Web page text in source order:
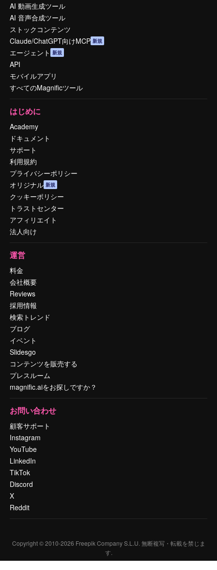
AI 動画生成ツール
AI 音声合成ツール
ストックコンテンツ
Claude/ChatGPT向けMCP 新規
エージェント 新規
API
モバイルアプリ
すべてのMagnificツール
はじめに
Academy
ドキュメント
サポート
利用規約
プライバシーポリシー
オリジナル 新規
クッキーポリシー
トラストセンター
アフィリエイト
法人向け
運営
料金
会社概要
Reviews
採用情報
検索トレンド
ブログ
イベント
Slidesgo
コンテンツを販売する
プレスルーム
magnific.aiをお探しですか？
お問い合わせ
顧客サポート
Instagram
YouTube
LinkedIn
TikTok
Discord
X
Reddit
Copyright © 2010-2026 Freepik Company S.L.U. 無断複写・転載を禁じま
す.